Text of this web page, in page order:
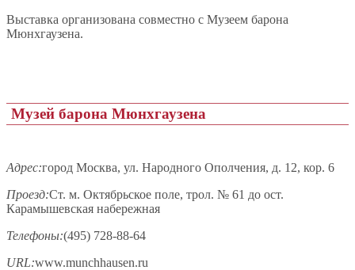
Выставка организована совместно с Музеем барона
Мюнхгаузена.
Музей барона Мюнхгаузена
Адрес:город Москва, ул. Народного Ополчения, д. 12, кор. 6
Проезд:Ст. м. Октябрьское поле, трол. № 61 до ост.
Карамышевская набережная
Телефоны:(495) 728-88-64
URL:www.munchhausen.ru